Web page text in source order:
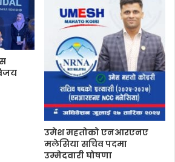
उमेश महतोको एनआरएनए
मलेसिया सचिव पदमा
उम्मेदवारी घोषणा